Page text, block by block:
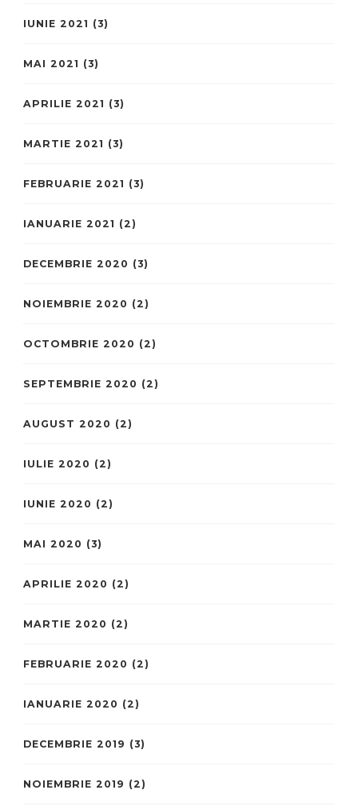
IUNIE 2021 (3)
MAI 2021 (3)
APRILIE 2021 (3)
MARTIE 2021 (3)
FEBRUARIE 2021 (3)
IANUARIE 2021 (2)
DECEMBRIE 2020 (3)
NOIEMBRIE 2020 (2)
OCTOMBRIE 2020 (2)
SEPTEMBRIE 2020 (2)
AUGUST 2020 (2)
IULIE 2020 (2)
IUNIE 2020 (2)
MAI 2020 (3)
APRILIE 2020 (2)
MARTIE 2020 (2)
FEBRUARIE 2020 (2)
IANUARIE 2020 (2)
DECEMBRIE 2019 (3)
NOIEMBRIE 2019 (2)